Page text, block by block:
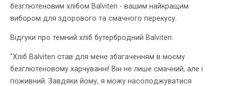
безглютеновим хлібом Balviten - вашим найкращим
вибором для здорового та смачного перекусу.
Відгуки про темний хліб бутербродний Balviten:
"Хліб Balviten став для мене збагаченням в моєму
безглютеновому харчуванні! Він не лише смачний, але і
поживний. Завдяки йому, я можу насолоджуватися